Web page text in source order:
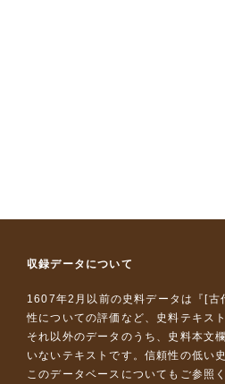
収録データについて
1607年2月以前の史料データは『 [古
性についての評価など、史料テキス
それ以外のデータのうち、史料本文
いないテキストです。信頼性の低い
このデータベースについて もご参照